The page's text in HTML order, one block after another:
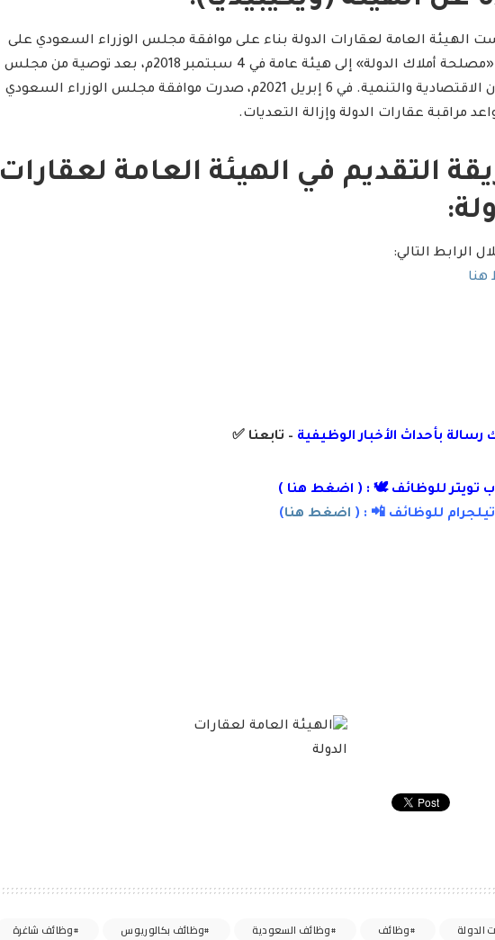
الهيئة العامة لعقارات الدولة بناء على موافقة مجلس الوزراء السعودي على
تحويل «مصلحة أملاك الدولة» إلى هيئة عامة في 4 سبتمبر 2018م، بعد توصية من مجلس
الشؤون الاقتصادية والتنمية. في 6 إبريل 2021م، صدرت موافقة مجلس الوزراء السعودي
مراقبة عقارات الدولة وإزالة التعديات.
التقديم في الهيئة العامة لعقارات
الرابط التالي:
رسالة بأحداث الأخبار الوظيفية – تابعنا ✅
تويتر للوظائف 🕊 : ( اضغط هنا )
تيلجرام للوظائف 📲 : ( اضغط هنا)
الدولة وظائف وظائف السعودية وظائف بكالوريوس
وظائف شاغرة